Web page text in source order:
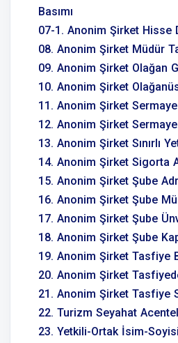
Basımı
07-1. Anonim Şirket Hisse
08. Anonim Şirket Müdür
09. Anonim Şirket Olağan
10. Anonim Şirket
11. Anonim Şirket Sermaye
12. Anonim Şirket Sermaye
13. Anonim Şirket Sınırlı
14. Anonim Şirket Sigorta
15. Anonim Şirket Şube
16. Anonim Şirket Şube
17. Anonim Şirket Şube
18. Anonim Şirket Şube
19. Anonim Şirket Tasfiye
20. Anonim Şirket
21. Anonim Şirket Tasfiye
22. Turizm Seyahat
23. Yetkili-Ortak İsim-